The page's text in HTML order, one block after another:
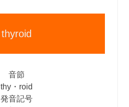
thyroid
音節
thy・roid
発音記号